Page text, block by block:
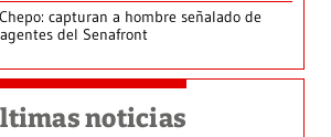
capturan a hombre señalado de
del Senafront
noticias